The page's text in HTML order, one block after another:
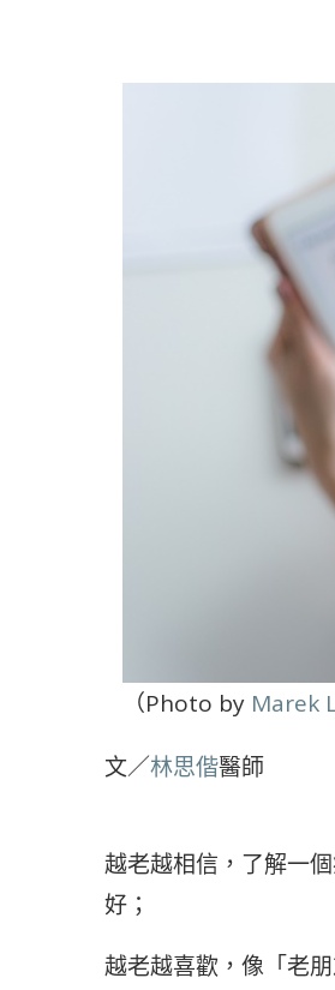
（Photo by Marek
文／林思偕醫師
越老越相信，了解一
好；
越老越喜歡，像「老